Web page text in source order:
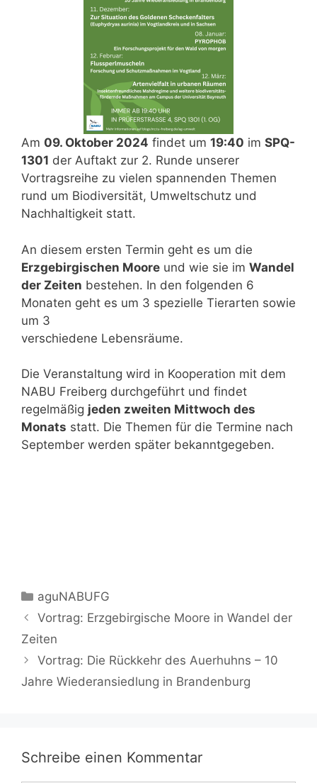
Am 09. Oktober 2024 findet um 19:40 im SPQ-
1301 der Auftakt zur 2. Runde unserer
Vortragsreihe zu vielen spannenden Themen
rund um Biodiversität, Umweltschutz und
Nachhaltigkeit statt.
An diesem ersten Termin geht es um die
Erzgebirgischen Moore und wie sie im Wandel
der Zeiten bestehen. In den folgenden 6
Monaten geht es um 3 spezielle Tierarten sowie
um 3
verschiedene Lebensräume.
Die Veranstaltung wird in Kooperation mit dem
NABU Freiberg durchgeführt und findet
regelmäßig jeden zweiten Mittwoch des
Monats statt. Die Themen für die Termine nach
September werden später bekanntgegeben.
Kategorien
aguNABUFG
Vortrag: Erzgebirgische Moore in Wandel der
Zeiten
Vortrag: Die Rückkehr des Auerhuhns – 10
Jahre Wiederansiedlung in Brandenburg
Schreibe einen Kommentar